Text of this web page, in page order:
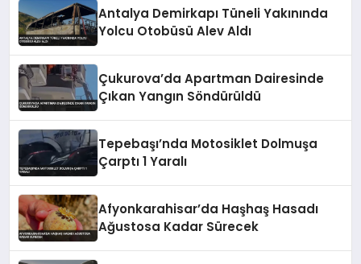
Antalya Demirkapı Tüneli Yakınında
Yolcu Otobüsü Alev Aldı
Çukurova’da Apartman Dairesinde
Çıkan Yangın Söndürüldü
Tepebaşı’nda Motosiklet Dolmuşa
Çarptı 1 Yaralı
Afyonkarahisar’da Haşhaş Hasadı
Ağustosa Kadar Sürecek